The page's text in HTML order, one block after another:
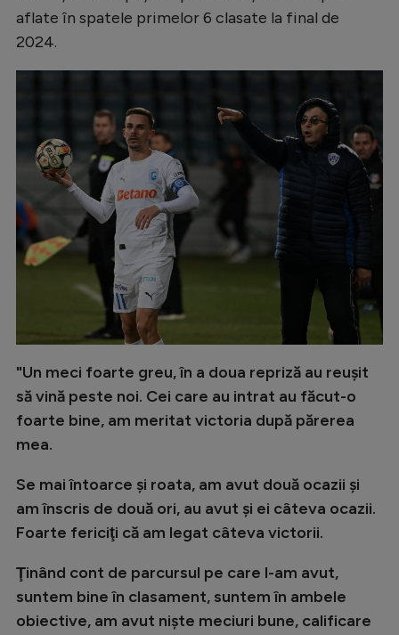
Handbal
Gimnastică
Auto
Rugby
Ciclism
Alte sporturi
JO 2024
JO 2026
Intră în cont
aflate în spatele primelor 6 clasate la final de
2024.
"Un meci foarte greu, în a doua repriză au reuşit
să vină peste noi. Cei care au intrat au făcut-o
foarte bine, am meritat victoria după părerea
mea.
Se mai întoarce şi roata, am avut două ocazii şi
am înscris de două ori, au avut şi ei câteva ocazii.
Foarte fericiţi că am legat câteva victorii.
Ţinând cont de parcursul pe care l-am avut,
suntem bine în clasament, suntem în ambele
obiective, am avut nişte meciuri bune, calificare